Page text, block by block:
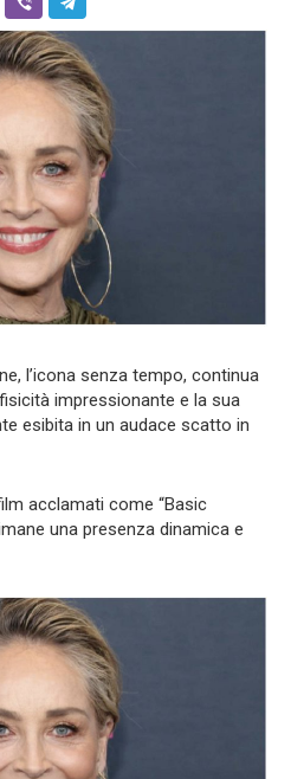
l’icona senza tempo, continua
impressionante e la sua
esibita in un audace scatto in
acclamati come “Basic
una presenza dinamica e